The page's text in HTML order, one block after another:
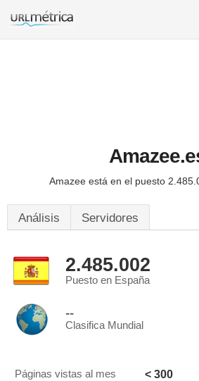
Amazee está en el puesto
Análisis Servidores
2.485.002
Puesto en España
--
Clasifica Mundial
Páginas vistas al mes < 300